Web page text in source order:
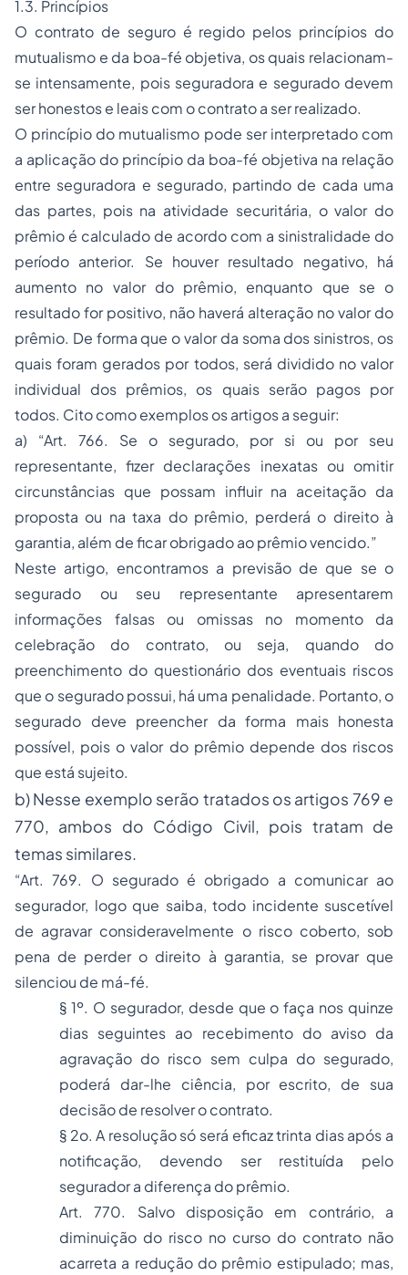
1.3. Princípios
O contrato de seguro é regido pelos princípios do
mutualismo e da boa-fé objetiva, os quais relacionam-
se intensamente, pois seguradora e segurado devem
ser honestos e leais com o contrato a ser realizado.
O princípio do mutualismo pode ser interpretado com
a aplicação do princípio da boa-fé objetiva na relação
entre seguradora e segurado, partindo de cada uma
das partes, pois na atividade securitária, o valor do
prêmio é calculado de acordo com a sinistralidade do
período anterior. Se houver resultado negativo, há
aumento no valor do prêmio, enquanto que se o
resultado for positivo, não haverá alteração no valor do
prêmio. De forma que o valor da soma dos sinistros, os
quais foram gerados por todos, será dividido no valor
individual dos prêmios, os quais serão pagos por
todos. Cito como exemplos os artigos a seguir:
a) “Art. 766. Se o segurado, por si ou por seu
representante, fizer declarações inexatas ou omitir
circunstâncias que possam influir na aceitação da
proposta ou na taxa do prêmio, perderá o direito à
garantia, além de ficar obrigado ao prêmio vencido.”
Neste artigo, encontramos a previsão de que se o
segurado ou seu representante apresentarem
informações falsas ou omissas no momento da
celebração do contrato, ou seja, quando do
preenchimento do questionário dos eventuais riscos
que o segurado possui, há uma penalidade. Portanto, o
segurado deve preencher da forma mais honesta
possível, pois o valor do prêmio depende dos riscos
que está sujeito.
b) Nesse exemplo serão tratados os artigos 769 e
770, ambos do Código Civil, pois tratam de
temas similares.
“Art. 769. O segurado é obrigado a comunicar ao
segurador, logo que saiba, todo incidente suscetível
de agravar consideravelmente o risco coberto, sob
pena de perder o direito à garantia, se provar que
silenciou de má-fé.
§ 1º. O segurador, desde que o faça nos quinze
dias seguintes ao recebimento do aviso da
agravação do risco sem culpa do segurado,
poderá dar-lhe ciência, por escrito, de sua
decisão de resolver o contrato.
§ 2o. A resolução só será eficaz trinta dias após a
notificação, devendo ser restituída pelo
segurador a diferença do prêmio.
Art. 770. Salvo disposição em contrário, a
diminuição do risco no curso do contrato não
acarreta a redução do prêmio estipulado; mas,